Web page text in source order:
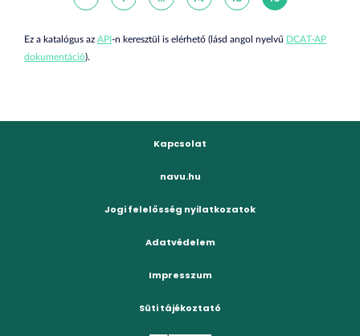
Ez a katalógus az API-n keresztül is elérhető (lásd angol nyelvű DCAT-AP
dokumentáció).
Kapcsolat
navu.hu
Jogi felelősség nyilatkozatok
Adatvédelem
Impresszum
Süti tájékoztató